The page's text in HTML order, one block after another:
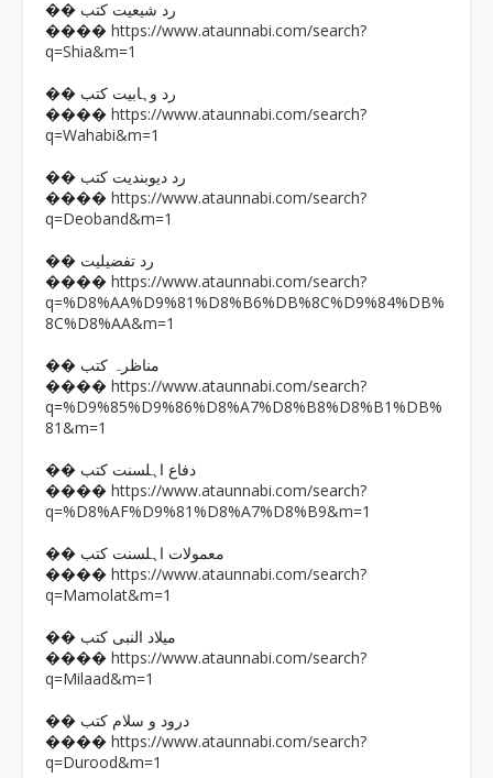
�� رد شیعیت کتب
���� https://www.ataunnabi.com/search?
q=Shia&m=1
�� رد وہابیت کتب
���� https://www.ataunnabi.com/search?
q=Wahabi&m=1
�� رد دیوبندیت کتب
���� https://www.ataunnabi.com/search?
q=Deoband&m=1
�� رد تفضیلیت
���� https://www.ataunnabi.com/search?
q=%D8%AA%D9%81%D8%B6%DB%8C%D9%84%DB%
8C%D8%AA&m=1
�� مناظرہ کتب
���� https://www.ataunnabi.com/search?
q=%D9%85%D9%86%D8%A7%D8%B8%D8%B1%DB%
81&m=1
�� دفاع اہلسنت کتب
���� https://www.ataunnabi.com/search?
q=%D8%AF%D9%81%D8%A7%D8%B9&m=1
�� معمولات اہلسنت کتب
���� https://www.ataunnabi.com/search?
q=Mamolat&m=1
�� میلاد النبی کتب
���� https://www.ataunnabi.com/search?
q=Milaad&m=1
�� درود و سلام کتب
���� https://www.ataunnabi.com/search?
q=Durood&m=1